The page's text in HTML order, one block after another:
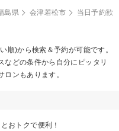
島県 会津若松市
当日予約歓
順)から検索＆予約が可能です。
などの条件から自分にピッタリ
ンもあります。
おトクで便利！